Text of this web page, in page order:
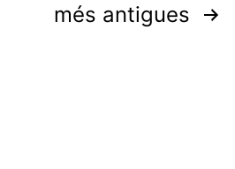
més antigues